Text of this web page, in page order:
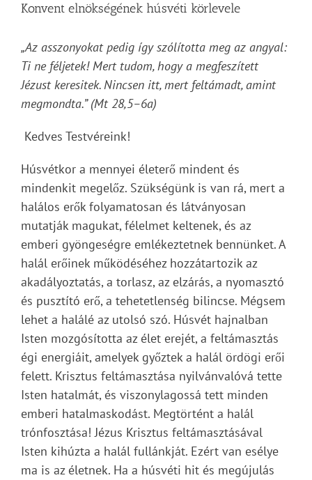
Konvent elnökségének húsvéti körlevele
„Az asszonyokat pedig így szólította meg az angyal:
Ti ne féljetek! Mert tudom, hogy a megfeszített
Jézust keresitek. Nincsen itt, mert feltámadt, amint
megmondta.” (Mt 28,5–6a)
Kedves Testvéreink!
Húsvétkor a mennyei életerő mindent és
mindenkit megelőz. Szükségünk is van rá, mert a
halálos erők folyamatosan és látványosan
mutatják magukat, félelmet keltenek, és az
emberi gyöngeségre emlékeztetnek bennünket. A
halál erőinek működéséhez hozzátartozik az
akadályoztatás, a torlasz, az elzárás, a nyomasztó
és pusztító erő, a tehetetlenség bilincse. Mégsem
lehet a halálé az utolsó szó. Húsvét hajnalban
Isten mozgósította az élet erejét, a feltámasztás
égi energiáit, amelyek győztek a halál ördögi erői
felett. Krisztus feltámasztása nyilvánvalóvá tette
Isten hatalmát, és viszonylagossá tett minden
emberi hatalmaskodást. Megtörtént a halál
trónfosztása! Jézus Krisztus feltámasztásával
Isten kihúzta a halál fullánkját. Ezért van esélye
ma is az életnek. Ha a húsvéti hit és megújulás